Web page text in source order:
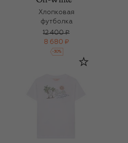
Хлопковая
футболка
12 400 ₽
8 680 ₽
-30%